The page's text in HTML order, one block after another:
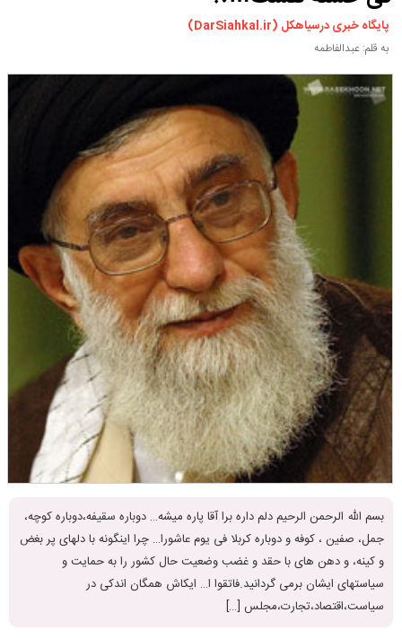
ورزشی
چندرسانه ای
مسیر گردشگری دیلمان
درباره ما
پایگاه خبری درسیاهکل (DarSiahkal.ir)
به قلم: عبدالفاطمه
بسم الله الرحمن الرحیم دلم داره برا آقا پاره میشه… دوباره سقیفه،دوباره کوچه،
جمل، صفین ، کوفه و دوباره کربلا فی یوم عاشورا… چرا اینگونه با دلهای پر بغض
و کینه، و دهن های با حقد و غضب وضعیت حال کشور را به حمایت و
سیاستهای ایشان برمی گردانید.فاتقوا ا… ایکاش همگان اندکی در
سیاست،اقتصاد،تجارت،مجلس […]